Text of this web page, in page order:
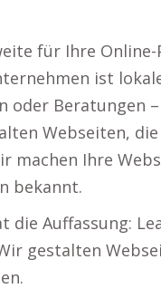
für Ihre
ist
oder Beratungen
Webseiten,
machen Ihre
bekannt.
die Auffassung:
gestalten